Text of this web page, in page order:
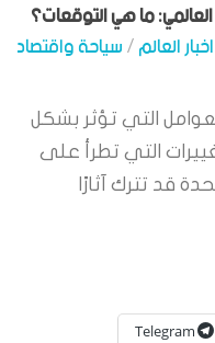
العالمي: ما هي التوقعات؟
اخبار العالم/سياحة واقتصاد
التي تؤثر بشكل
التي تطرأ على
قد تترك آثارًا
Telegram